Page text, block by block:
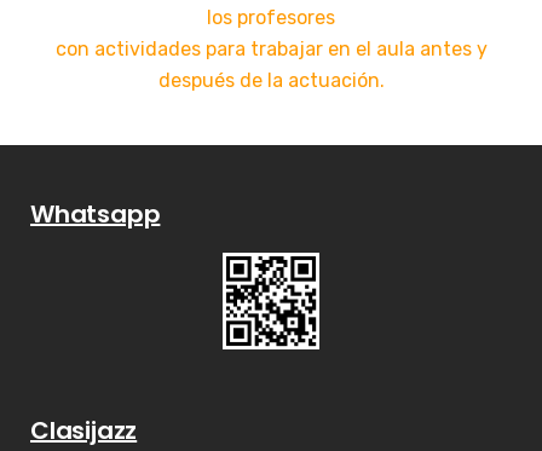
los profesores
con actividades para trabajar en el aula antes y
después de la actuación.
Whatsapp
Clasijazz